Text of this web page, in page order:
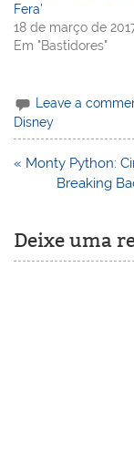
Fera’
18 de março de
Em "Bastidores"
Leave a
Disney
Navegação
« Monty Python:
Breaking
Deixe uma